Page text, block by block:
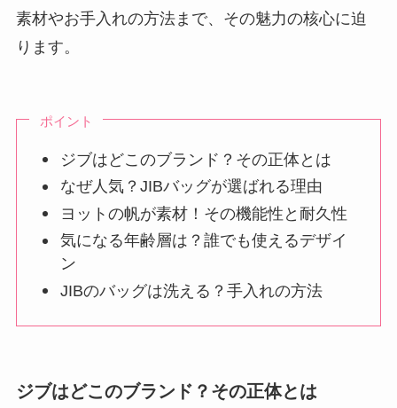
素材やお手入れの方法まで、その魅力の核心に迫
ります。
ポイント
ジブはどこのブランド？その正体とは
なぜ人気？JIBバッグが選ばれる理由
ヨットの帆が素材！その機能性と耐久性
気になる年齢層は？誰でも使えるデザイ
ン
JIBのバッグは洗える？手入れの方法
ジブはどこのブランド？その正体とは